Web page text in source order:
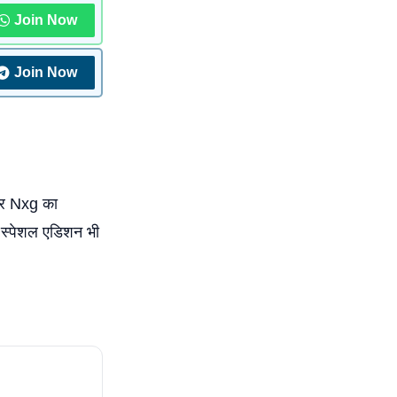
Join Now
Join Now
Nxg का
एडिशन भी